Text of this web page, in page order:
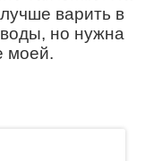
варить в
но нужна
моей.